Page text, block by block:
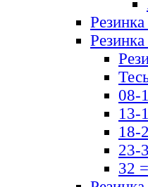
Резинка
08-
13-
18-
23-
32